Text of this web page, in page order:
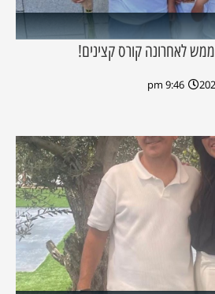
לאחרונה קורס קצינים!
9:46 pm